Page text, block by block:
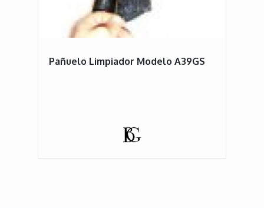
Pañuelo Limpiador Modelo A39GS